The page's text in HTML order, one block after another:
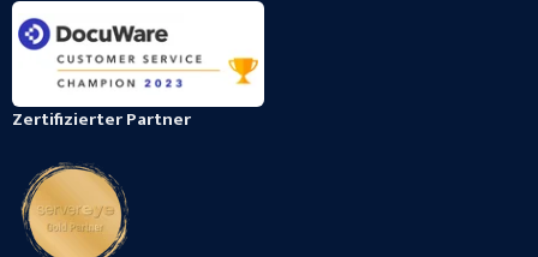
Zertifizierter Partner